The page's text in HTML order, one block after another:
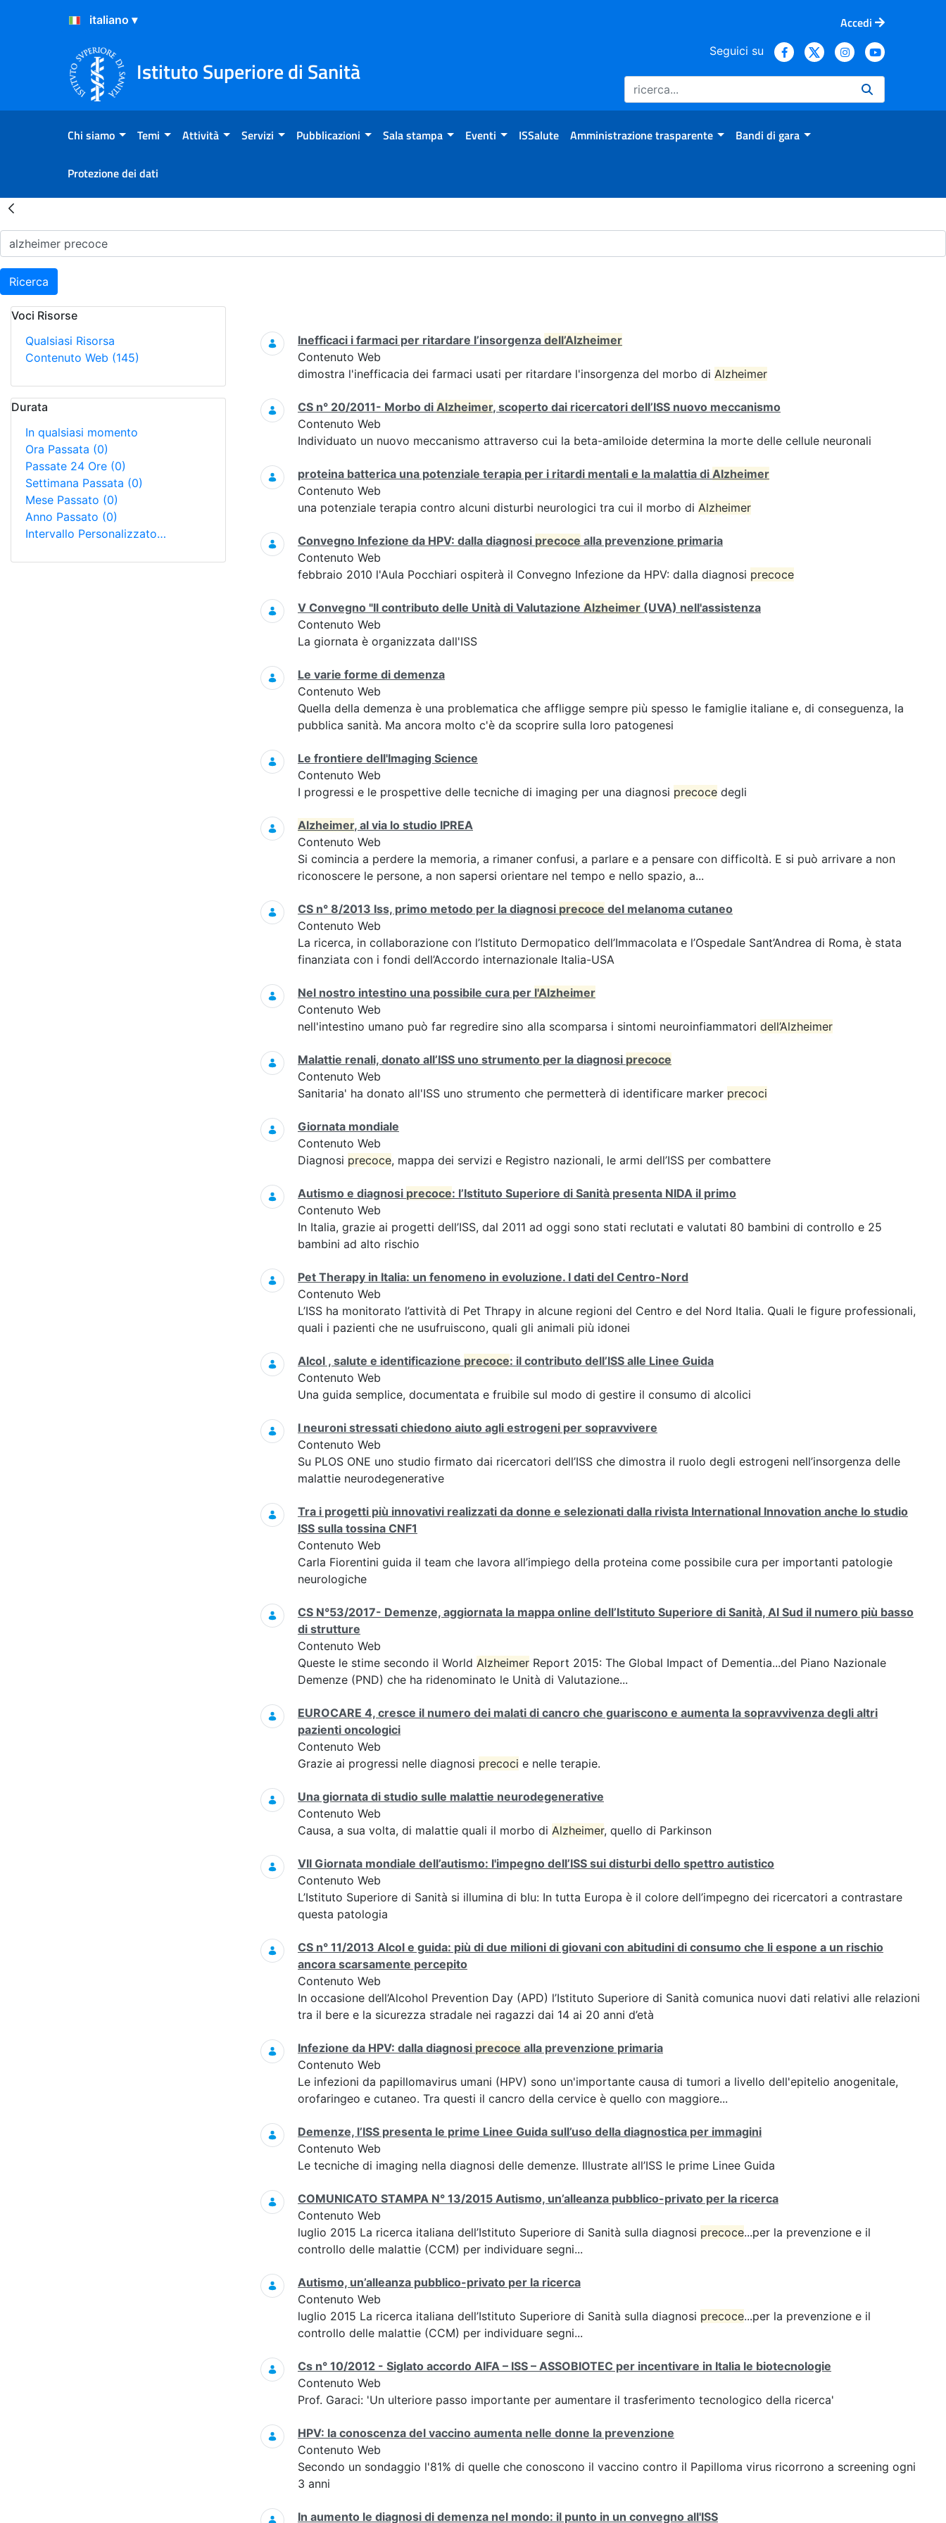
Salta al Contenuto
Salta al Footer
Accedi
Istituto Superiore di Sanità
Seguici su
Chi siamo Temi Attività Servizi Pubblicazioni Sala stampa Eventi ISSalute Amministrazione trasparente Bandi di gara
Protezione dei dati
Risultati della Ricerca - Home
Ricerca
Voci Risorse
Qualsiasi Risorsa
Contenuto Web (145)
Durata
In qualsiasi momento
Ora Passata (0)
Passate 24 Ore (0)
Settimana Passata (0)
Mese Passato (0)
Anno Passato (0)
Intervallo Personalizzato…
Ricerca
Inefficaci i farmaci per ritardare l’insorgenza dell’Alzheimer
Contenuto Web
dimostra l'inefficacia dei farmaci usati per ritardare l'insorgenza del morbo di Alzheimer
CS n° 20/2011- Morbo di Alzheimer, scoperto dai ricercatori dell’ISS nuovo meccanismo
Contenuto Web
Individuato un nuovo meccanismo attraverso cui la beta-amiloide determina la morte delle cellule neuronali
proteina batterica una potenziale terapia per i ritardi mentali e la malattia di Alzheimer
Contenuto Web
una potenziale terapia contro alcuni disturbi neurologici tra cui il morbo di Alzheimer
Convegno Infezione da HPV: dalla diagnosi precoce alla prevenzione primaria
Contenuto Web
febbraio 2010 l'Aula Pocchiari ospiterà il Convegno Infezione da HPV: dalla diagnosi precoce
V Convegno "Il contributo delle Unità di Valutazione Alzheimer (UVA) nell'assistenza
Contenuto Web
La giornata è organizzata dall'ISS
Le varie forme di demenza
Contenuto Web
Quella della demenza è una problematica che affligge sempre più spesso le famiglie italiane e, di conseguenza, la
pubblica sanità. Ma ancora molto c'è da scoprire sulla loro patogenesi
Le frontiere dell'Imaging Science
Contenuto Web
I progressi e le prospettive delle tecniche di imaging per una diagnosi precoce degli
Alzheimer, al via lo studio IPREA
Contenuto Web
Si comincia a perdere la memoria, a rimaner confusi, a parlare e a pensare con difficoltà. E si può arrivare a non
riconoscere le persone, a non sapersi orientare nel tempo e nello spazio, a...
CS n° 8/2013 Iss, primo metodo per la diagnosi precoce del melanoma cutaneo
Contenuto Web
La ricerca, in collaborazione con l’Istituto Dermopatico dell’Immacolata e l’Ospedale Sant’Andrea di Roma, è stata
finanziata con i fondi dell’Accordo internazionale Italia-USA
Nel nostro intestino una possibile cura per l'Alzheimer
Contenuto Web
nell'intestino umano può far regredire sino alla scomparsa i sintomi neuroinfiammatori dell’Alzheimer
Malattie renali, donato all’ISS uno strumento per la diagnosi precoce
Contenuto Web
Sanitaria' ha donato all'ISS uno strumento che permetterà di identificare marker precoci
Giornata mondiale
Contenuto Web
Diagnosi precoce, mappa dei servizi e Registro nazionali, le armi dell’ISS per combattere
Autismo e diagnosi precoce: l’Istituto Superiore di Sanità presenta NIDA il primo
Contenuto Web
In Italia, grazie ai progetti dell’ISS, dal 2011 ad oggi sono stati reclutati e valutati 80 bambini di controllo e 25
bambini ad alto rischio
Pet Therapy in Italia: un fenomeno in evoluzione. I dati del Centro-Nord
Contenuto Web
L’ISS ha monitorato l’attività di Pet Thrapy in alcune regioni del Centro e del Nord Italia. Quali le figure professionali,
quali i pazienti che ne usufruiscono, quali gli animali più idonei
Alcol , salute e identificazione precoce: il contributo dell’ISS alle Linee Guida
Contenuto Web
Una guida semplice, documentata e fruibile sul modo di gestire il consumo di alcolici
I neuroni stressati chiedono aiuto agli estrogeni per sopravvivere
Contenuto Web
Su PLOS ONE uno studio firmato dai ricercatori dell’ISS che dimostra il ruolo degli estrogeni nell’insorgenza delle
malattie neurodegenerative
Tra i progetti più innovativi realizzati da donne e selezionati dalla rivista International Innovation anche lo studio
ISS sulla tossina CNF1
Contenuto Web
Carla Fiorentini guida il team che lavora all’impiego della proteina come possibile cura per importanti patologie
neurologiche
CS N°53/2017- Demenze, aggiornata la mappa online dell’Istituto Superiore di Sanità, Al Sud il numero più basso
di strutture
Contenuto Web
Queste le stime secondo il World Alzheimer Report 2015: The Global Impact of Dementia...del Piano Nazionale
Demenze (PND) che ha ridenominato le Unità di Valutazione...
EUROCARE 4, cresce il numero dei malati di cancro che guariscono e aumenta la sopravvivenza degli altri
pazienti oncologici
Contenuto Web
Grazie ai progressi nelle diagnosi precoci e nelle terapie.
Una giornata di studio sulle malattie neurodegenerative
Contenuto Web
Causa, a sua volta, di malattie quali il morbo di Alzheimer, quello di Parkinson
VII Giornata mondiale dell’autismo: l'impegno dell’ISS sui disturbi dello spettro autistico
Contenuto Web
L’Istituto Superiore di Sanità si illumina di blu: In tutta Europa è il colore dell’impegno dei ricercatori a contrastare
questa patologia
CS n° 11/2013 Alcol e guida: più di due milioni di giovani con abitudini di consumo che li espone a un rischio
ancora scarsamente percepito
Contenuto Web
In occasione dell’Alcohol Prevention Day (APD) l’Istituto Superiore di Sanità comunica nuovi dati relativi alle relazioni
tra il bere e la sicurezza stradale nei ragazzi dai 14 ai 20 anni d’età
Infezione da HPV: dalla diagnosi precoce alla prevenzione primaria
Contenuto Web
Le infezioni da papillomavirus umani (HPV) sono un'importante causa di tumori a livello dell'epitelio anogenitale,
orofaringeo e cutaneo. Tra questi il cancro della cervice è quello con maggiore...
Demenze, l’ISS presenta le prime Linee Guida sull’uso della diagnostica per immagini
Contenuto Web
Le tecniche di imaging nella diagnosi delle demenze. Illustrate all’ISS le prime Linee Guida
COMUNICATO STAMPA N° 13/2015 Autismo, un’alleanza pubblico-privato per la ricerca
Contenuto Web
luglio 2015 La ricerca italiana dell’Istituto Superiore di Sanità sulla diagnosi precoce...per la prevenzione e il
controllo delle malattie (CCM) per individuare segni...
Autismo, un’alleanza pubblico-privato per la ricerca
Contenuto Web
luglio 2015 La ricerca italiana dell’Istituto Superiore di Sanità sulla diagnosi precoce...per la prevenzione e il
controllo delle malattie (CCM) per individuare segni...
Cs n° 10/2012 - Siglato accordo AIFA – ISS – ASSOBIOTEC per incentivare in Italia le biotecnologie
Contenuto Web
Prof. Garaci: 'Un ulteriore passo importante per aumentare il trasferimento tecnologico della ricerca'
HPV: la conoscenza del vaccino aumenta nelle donne la prevenzione
Contenuto Web
Secondo un sondaggio l'81% di quelle che conoscono il vaccino contro il Papilloma virus ricorrono a screening ogni
3 anni
In aumento le diagnosi di demenza nel mondo: il punto in un convegno all'ISS